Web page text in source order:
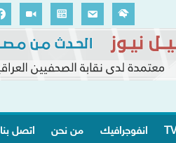
انفوجرافيك من نحن اتصل بنا